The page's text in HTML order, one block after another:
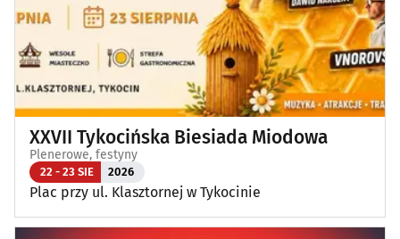
XXVII Tykocińska Biesiada Miodowa
Plenerowe, festyny
22 - 23 SIE 2026
Plac przy ul. Klasztornej w Tykocinie